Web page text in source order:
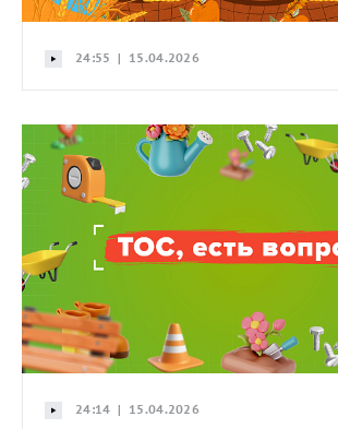
24:55 | 15.04.2026
24:14 | 15.04.2026